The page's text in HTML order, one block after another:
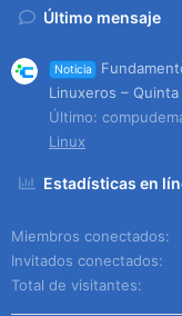
Último mensaje
Noticia
Linuxeros – Quinta
Último:
Linux
Estadísticas en
Miembros conectados
Invitados conectados
Total de visitantes